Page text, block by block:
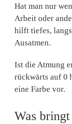
Hat man nur
Arbeit oder
hilft tiefes,
Ausatmen.
Ist die Atmung
rückwärts auf 0
eine Farbe vor.
Was